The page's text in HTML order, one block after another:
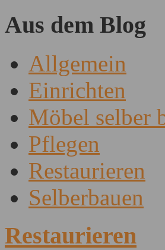
Aus dem Blog
Allgemein
Einrichten
Möbel selber
Pflegen
Restaurieren
Selberbauen
Restaurieren